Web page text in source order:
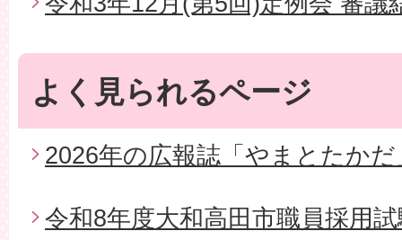
よく見られるページ
2026年の広報誌「やまとたかだ
令和8年度大和高田市職員採用